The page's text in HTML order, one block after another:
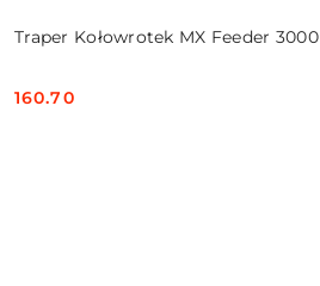
Traper Kołowrotek MX Feeder 3000
Cena:
160.70